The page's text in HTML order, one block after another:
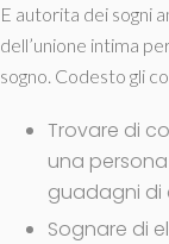
E autorita dei sogni
dell’unione intima
sogno. Codesto gli
Trovare di
una
guadagni di
Sognare di